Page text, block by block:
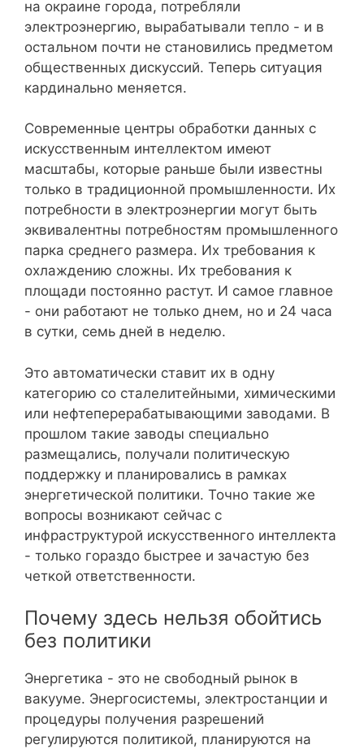
на окраине города, потребляли
электроэнергию, вырабатывали тепло - и в
остальном почти не становились предметом
общественных дискуссий. Теперь ситуация
кардинально меняется.
Современные центры обработки данных с
искусственным интеллектом имеют
масштабы, которые раньше были известны
только в традиционной промышленности. Их
потребности в электроэнергии могут быть
эквивалентны потребностям промышленного
парка среднего размера. Их требования к
охлаждению сложны. Их требования к
площади постоянно растут. И самое главное
- они работают не только днем, но и 24 часа
в сутки, семь дней в неделю.
Это автоматически ставит их в одну
категорию со сталелитейными, химическими
или нефтеперерабатывающими заводами. В
прошлом такие заводы специально
размещались, получали политическую
поддержку и планировались в рамках
энергетической политики. Точно такие же
вопросы возникают сейчас с
инфраструктурой искусственного интеллекта
- только гораздо быстрее и зачастую без
четкой ответственности.
Почему здесь нельзя обойтись
без политики
Энергетика - это не свободный рынок в
вакууме. Энергосистемы, электростанции и
процедуры получения разрешений
регулируются политикой, планируются на